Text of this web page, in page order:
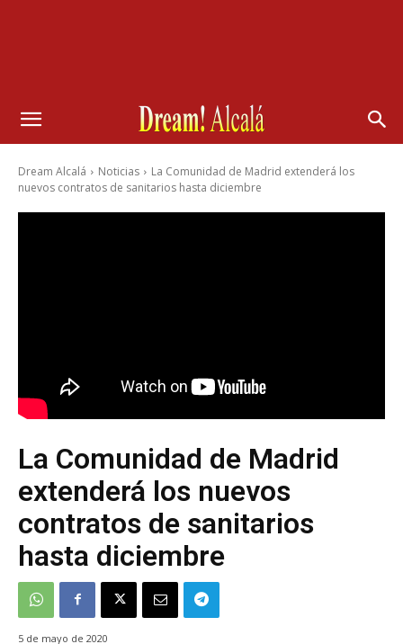
Dream Alcalá Noticias
La Comunidad de Madrid extenderá los
nuevos contratos de sanitarios hasta diciembre
La Comunidad de Madrid
extenderá los nuevos
contratos de sanitarios
hasta diciembre
5 de mayo de 2020